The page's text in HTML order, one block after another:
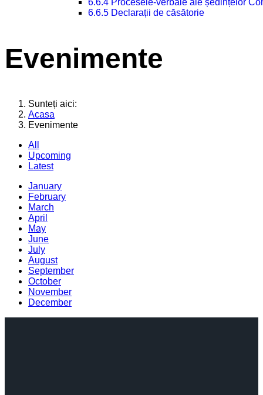
6.6.4 Procesele-verbale ale ședințelor
6.6.5 Declarații de căsătorie
Evenimente
Sunteți aici:
Acasa
Evenimente
All
Upcoming
Latest
January
February
March
April
May
June
July
August
September
October
November
December